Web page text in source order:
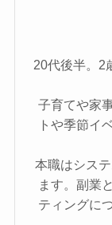
20代後半。2
子育てや家
トや季節イ
本職はシス
ます。副業
ティングに